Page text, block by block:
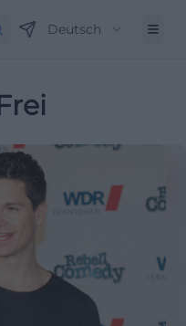
Deutsch